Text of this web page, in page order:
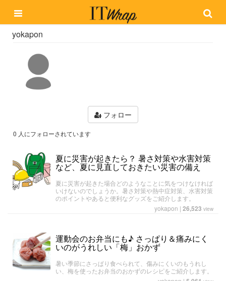
yokapon
フォロー
0 人にフォローされています
夏に災害が起きたら？ 暑さ対策や水害対策
など、夏に見直しておきたい災害の備え
夏に災害が起きた場合どのようなことに気をつけなければ
いけないのでしょうか。暑さ対策や熱中症対策、水害対策
のポイントやあると便利なグッズをご紹介します。
yokapon | 26,523 view
運動会のお弁当にも♪ さっぱり＆痛みにく
いのがうれしい「梅」おかず
暑い季節にさっぱり食べられて、傷みにくいのもうれし
い、梅を使ったお弁当のおかずのレシピをご紹介します。